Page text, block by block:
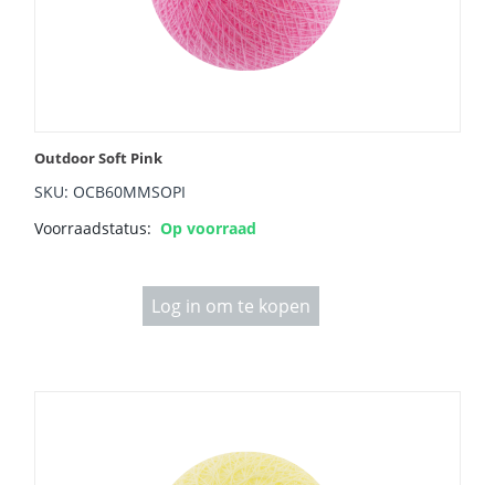
Outdoor Soft Pink
SKU: OCB60MMSOPI
Voorraadstatus: Op voorraad
Log in om te kopen